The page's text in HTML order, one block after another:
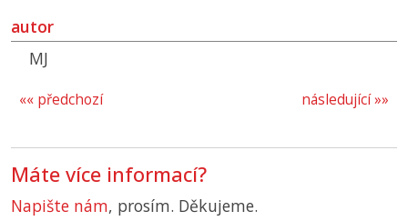
autor
MJ
následující »»
«« předchozí
Máte více informací?
Napište nám, prosím. Děkujeme.